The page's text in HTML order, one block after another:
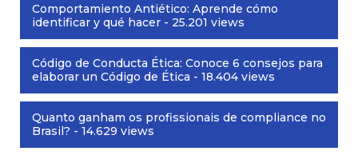
Comportamiento Antiético: Aprende cómo
identificar y qué hacer - 25.201 views
Código de Conducta Ética: Conoce 6 consejos para
elaborar un Código de Ética - 18.404 views
Quanto ganham os profissionais de compliance no
Brasil? - 14.629 views